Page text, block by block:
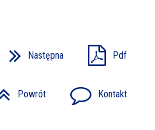
Następna Pdf
Powrót Kontakt